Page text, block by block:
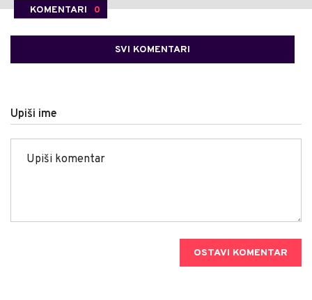
KOMENTARI 0
SVI KOMENTARI
Upiši ime
OSTAVI KOMENTAR